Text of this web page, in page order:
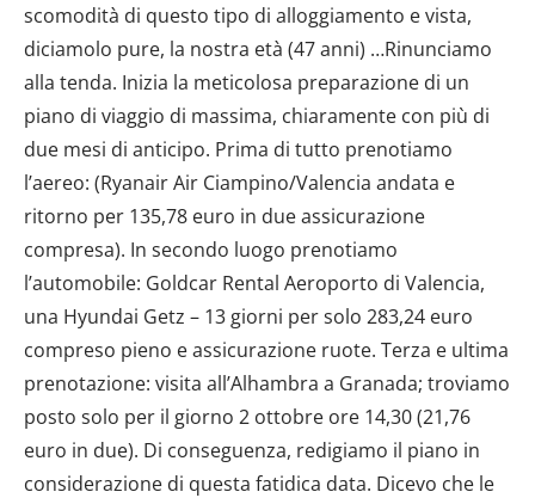
scomodità di questo tipo di alloggiamento e vista,
diciamolo pure, la nostra età (47 anni) …Rinunciamo
alla tenda. Inizia la meticolosa preparazione di un
piano di viaggio di massima, chiaramente con più di
due mesi di anticipo. Prima di tutto prenotiamo
l’aereo: (Ryanair Air Ciampino/Valencia andata e
ritorno per 135,78 euro in due assicurazione
compresa). In secondo luogo prenotiamo
l’automobile: Goldcar Rental Aeroporto di Valencia,
una Hyundai Getz – 13 giorni per solo 283,24 euro
compreso pieno e assicurazione ruote. Terza e ultima
prenotazione: visita all’Alhambra a Granada; troviamo
posto solo per il giorno 2 ottobre ore 14,30 (21,76
euro in due). Di conseguenza, redigiamo il piano in
considerazione di questa fatidica data. Dicevo che le